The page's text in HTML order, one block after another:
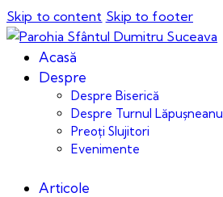
Skip to content Skip to footer
Acasă
Despre
Despre Biserică
Despre Turnul Lăpușneanu
Preoți Slujitori
Evenimente
Articole